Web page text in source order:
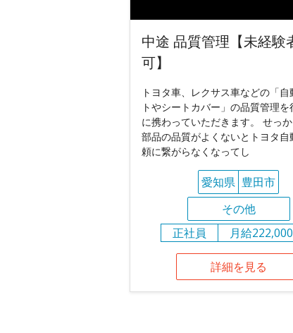
中途 品質管理【未経験
可】
トヨタ車、レクサス車などの「自
トやシートカバー」の品質管理を
に携わっていただきます。 せっ
部品の品質がよくないとトヨタ自
頼に繋がらなくなってし
愛知県 豊田市
その他
正社員
月給
詳細を見る